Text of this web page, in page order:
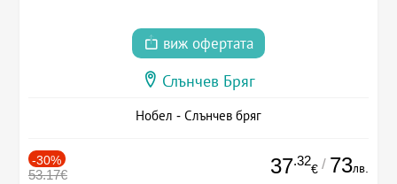
виж офертата
Слънчев Бряг
Нобел - Слънчев бряг
-30%
53.17€ 37.32
€ / 73лв.